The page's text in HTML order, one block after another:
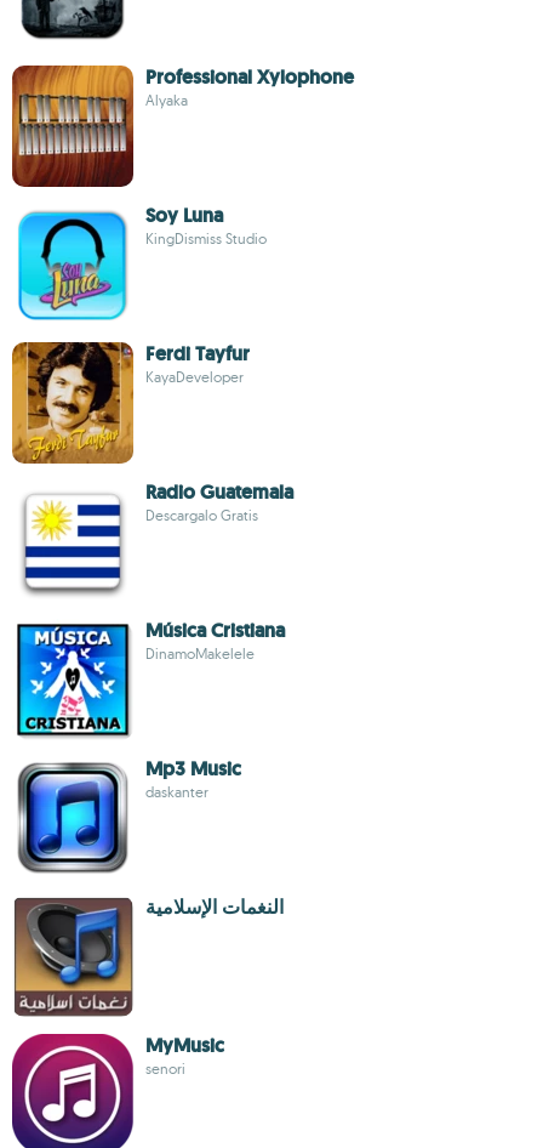
Professional Xylophone
Alyaka
Soy Luna
KingDismiss Studio
Ferdi Tayfur
KayaDeveloper
Radio Guatemala
Descargalo Gratis
Música Cristiana
DinamoMakelele
Mp3 Music
daskanter
النغمات الإسلامية
MyMusic
senori